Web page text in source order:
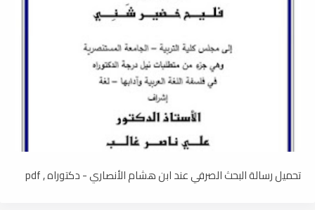
تحميل رسالة البحث الصرفي عند ابن هشام الأنصاري - دكتوراه , pdf